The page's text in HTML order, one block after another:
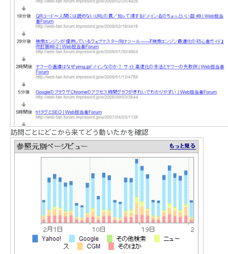
訪問ごとにどこから来てどう動いたかを確認